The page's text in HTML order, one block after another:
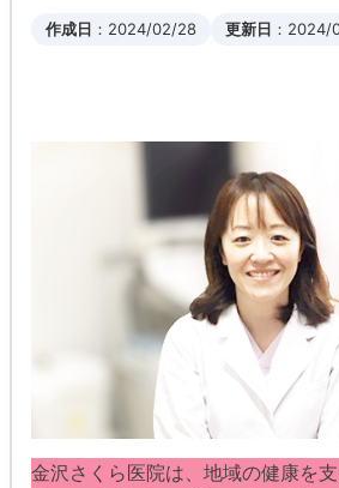
作成日 ：2024/02/28 更新日 ：2024/
金沢さくら医院は、地域の健康を